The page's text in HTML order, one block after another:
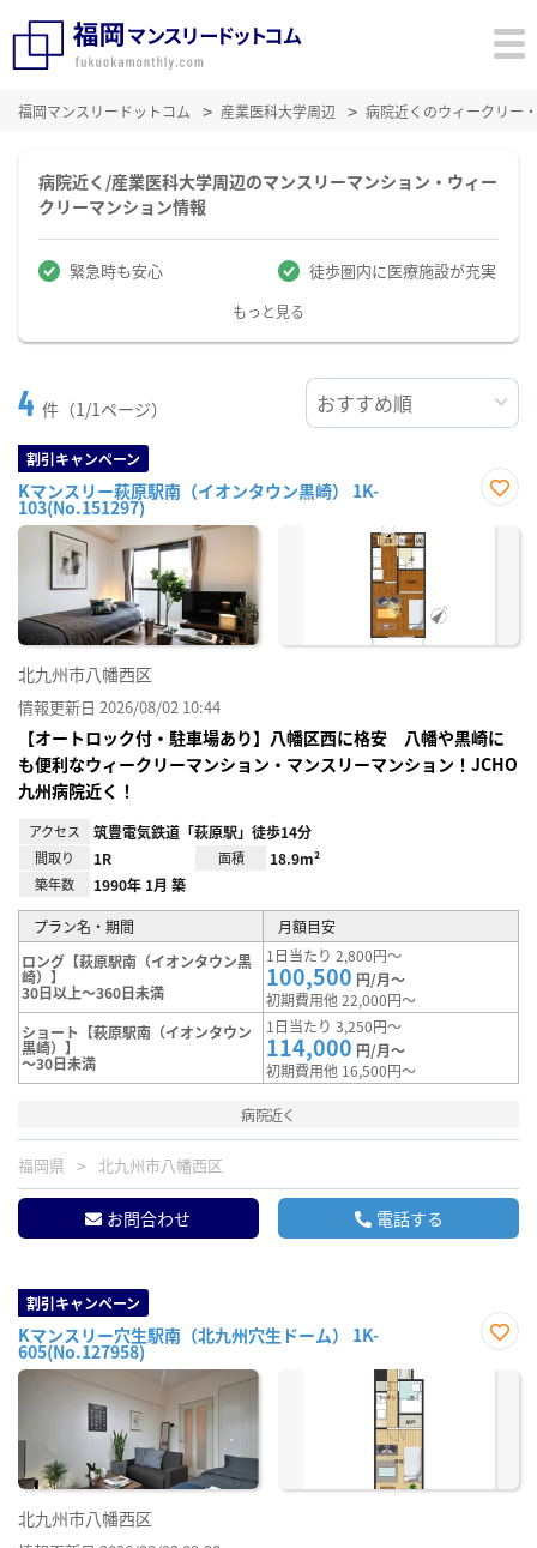
福岡マンスリードットコム 産業医科大学周辺 病院近くのウィークリー
病院近く/産業医科大学周辺のマンスリーマンション・ウィー
クリーマンション情報
緊急時も安心 徒歩圏内に医療施設が充実
もっと見る
4 件（1/1ページ）
割引キャンペーン
Kマンスリー萩原駅南（イオンタウン黒崎） 1K-
103(No.151297)
に入
北九州市八幡西区
情報更新日 2026/08/02 10:44
【オートロック付・駐車場あり】八幡区西に格安 八幡や黒崎に
も便利なウィークリーマンション・マンスリーマンション！JCHO
九州病院近く！
アクセス 筑豊電気鉄道「萩原駅」徒歩14分
間取り 1R 面積 18.9m²
築年数 1990年 1月 築
プラン名・期間
月額目安
ロング【萩原駅南（イオンタウン黒
崎）】
30日以上～360日未満
1日当たり 2,800円～
100,500 円/月～
初期費用他 22,000円～
ショート【萩原駅南（イオンタウン
黒崎）】
～30日未満
1日当たり 3,250円～
114,000 円/月～
初期費用他 16,500円～
病院近く
福岡県 北九州市八幡西区
お問合わせ 電話する
割引キャンペーン
Kマンスリー穴生駅南（北九州穴生ドーム） 1K-
605(No.127958)
に入
北九州市八幡西区